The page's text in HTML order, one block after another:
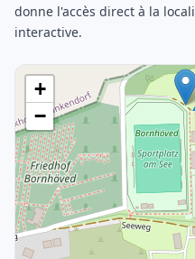
donne l'accès direct à la
interactive.
+
−